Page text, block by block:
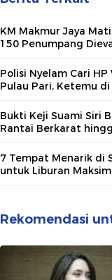
KM Makmur Jaya
150 Penumpang
Polisi Nyelam Cari
Pulau Pari, Ketemu
Bukti Keji Suami Siri
Rantai Berkarat
7 Tempat Menarik di
untuk Liburan
Rekomendasi